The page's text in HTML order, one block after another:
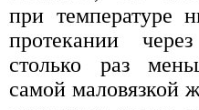
при температуре
протекании
столько раз
самой маловязкой